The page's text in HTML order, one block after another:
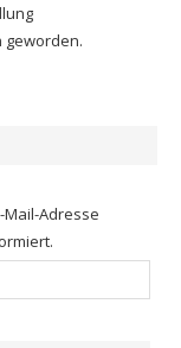
geworden.
Adresse